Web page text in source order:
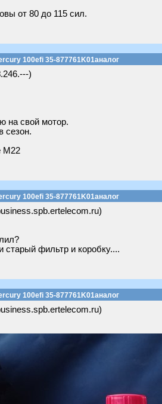
от 80 до 115 сил.
100efi 35-877761K01аналог
)
на свой мотор.
сезон.
М22
100efi 35-877761K01аналог
старый фильтр и коробку....
100efi 35-877761K01аналог